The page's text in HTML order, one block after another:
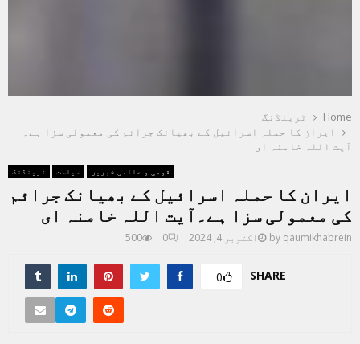
Home
ٹرینڈنگ
ایران کا حملہ اسرائیل کے بھیانک جرائم کی معمولی سزا ہے۔
آیت اللہ خامنہ ای
ٹرینڈنگ سیاست قومی و عالمی خبریں
ایران کا حملہ اسرائیل کے بھیانک جرائم
کی معمولی سزا ہے۔آیت اللہ خامنہ ای
by qaumikhabrein اکتوبر 4, 2024 0
500
SHARE
0